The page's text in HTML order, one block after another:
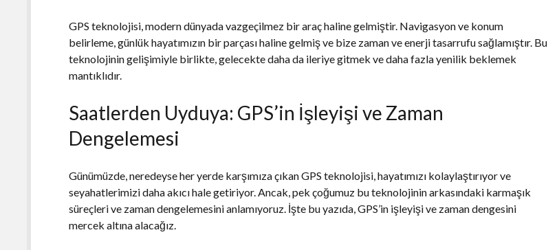
GPS teknolojisi, modern dünyada vazgeçilmez bir araç haline gelmiştir. Navigasyon ve konum
belirleme, günlük hayatımızın bir parçası haline gelmiş ve bize zaman ve enerji tasarrufu sağlamıştır. Bu
teknolojinin gelişimiyle birlikte, gelecekte daha da ileriye gitmek ve daha fazla yenilik beklemek
mantıklıdır.
Saatlerden Uyduya: GPS’in İşleyişi ve Zaman
Dengelemesi
Günümüzde, neredeyse her yerde karşımıza çıkan GPS teknolojisi, hayatımızı kolaylaştırıyor ve
seyahatlerimizi daha akıcı hale getiriyor. Ancak, pek çoğumuz bu teknolojinin arkasındaki karmaşık
süreçleri ve zaman dengelemesini anlamıyoruz. İşte bu yazıda, GPS’in işleyişi ve zaman dengesini
mercek altına alacağız.